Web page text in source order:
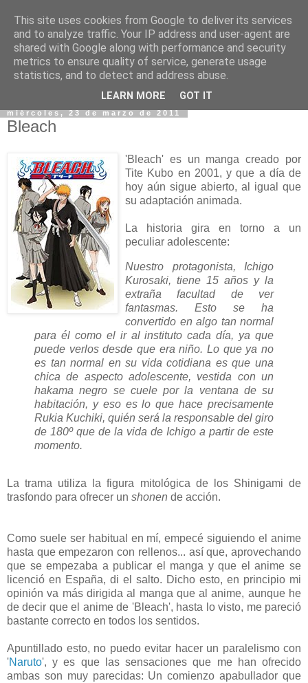
miércoles, 23 de marzo de 2011
Bleach
'Bleach' es un manga creado por
Tite Kubo en 2001, y que a día de
hoy aún sigue abierto, al igual que
su adaptación animada.
La historia gira en torno a un
peculiar adolescente:
Nuestro protagonista, Ichigo
Kurosaki, tiene 15 años y la
extraña facultad de ver
fantasmas. Esto se ha
convertido en algo tan normal
para él como el ir al instituto cada día, ya que
puede verlos desde que era niño. Lo que ya no
es tan normal en su vida cotidiana es que una
chica de aspecto adolescente, vestida con un
hakama negro se cuele por la ventana de su
habitación, y eso es lo que hace precisamente
Rukia Kuchiki, quién será la responsable del giro
de 180º que de la vida de Ichigo a partir de este
momento.
La trama utiliza la figura mitológica de los Shinigami de
trasfondo para ofrecer un shonen de acción.
Como suele ser habitual en mí, empecé siguiendo el anime
hasta que empezaron con rellenos... así que, aprovechando
que se empezaba a publicar el manga y que el anime se
licenció en España, di el salto. Dicho esto, en principio mi
opinión va más dirigida al manga que al anime, aunque he
de decir que el anime de 'Bleach', hasta lo visto, me pareció
bastante correcto en todos los sentidos.
Apuntillado esto, no puedo evitar hacer un paralelismo con
'Naruto', y es que las sensaciones que me han ofrecido
ambas son muy parecidas: Un comienzo apabullador que
This site uses cookies from Google to deliver its services
and to analyze traffic. Your IP address and user-agent are
shared with Google along with performance and security
metrics to ensure quality of service, generate usage
statistics, and to detect and address abuse.
LEARN MORE GOT IT